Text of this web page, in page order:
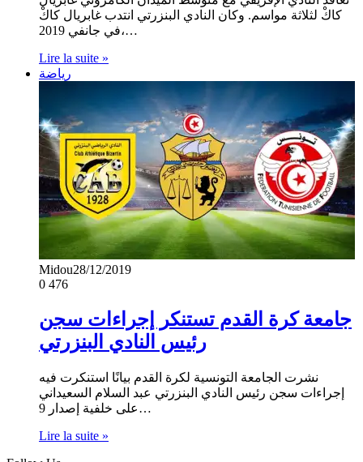
كاكْ لثلاثة مواسم. وكان النادي البنزرتي انتدب غابريال كاكْ
في جانفي 2019،…
Lire la suite »
رياضة
Midou28/12/2019
0 476
جامعة كرة القدم تستنكر إجراءات سجن
رئيس النادي البنزرتي
نشرت الجامعة التونسية لكرة القدم بيانًا استنكرت فيه
إجراءات سجن رئيس النادي البنزرتي عبد السلام السعيداني
على خلفية إصدار 9…
Lire la suite »